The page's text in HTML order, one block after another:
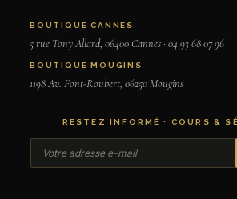
BOUTIQUE CANNES
5 rue Tony Allard, 06400 Cannes · 04 93 68 07 96
BOUTIQUE MOUGINS
1198 Av. Font-Roubert, 06250 Mougins
RESTEZ INFORMÉ · COURS &